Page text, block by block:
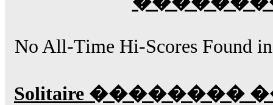
No All-Time Hi-Scores Found
Solitaire